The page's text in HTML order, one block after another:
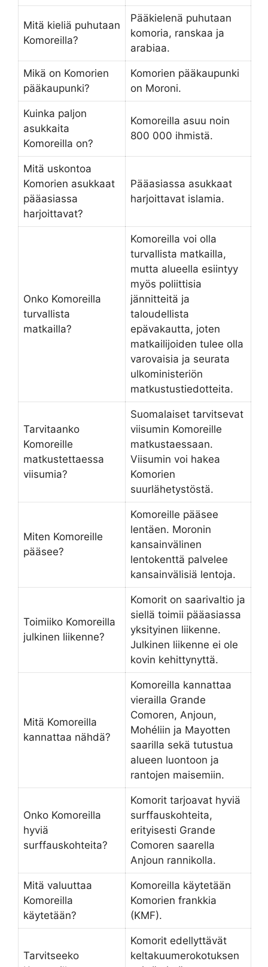
Mitä kieliä puhutaan
Komoreilla?
Pääkielenä puhutaan
komoria, ranskaa ja
arabiaa.
Mikä on Komorien
pääkaupunki?
Komorien pääkaupunki
on Moroni.
Kuinka paljon
asukkaita
Komoreilla on?
Komoreilla asuu noin
800 000 ihmistä.
Mitä uskontoa
Komorien asukkaat
pääasiassa
harjoittavat?
Pääasiassa asukkaat
harjoittavat islamia.
Onko Komoreilla
turvallista
matkailla?
Komoreilla voi olla
turvallista matkailla,
mutta alueella esiintyy
myös poliittisia
jännitteitä ja
taloudellista
epävakautta, joten
matkailijoiden tulee olla
varovaisia ja seurata
ulkoministeriön
matkustustiedotteita.
Tarvitaanko
Komoreille
matkustettaessa
viisumia?
Suomalaiset tarvitsevat
viisumin Komoreille
matkustaessaan.
Viisumin voi hakea
Komorien
suurlähetystöstä.
Miten Komoreille
pääsee?
Komoreille pääsee
lentäen. Moronin
kansainvälinen
lentokenttä palvelee
kansainvälisiä lentoja.
Toimiiko Komoreilla
julkinen liikenne?
Komorit on saarivaltio ja
siellä toimii pääasiassa
yksityinen liikenne.
Julkinen liikenne ei ole
kovin kehittynyttä.
Mitä Komoreilla
kannattaa nähdä?
Komoreilla kannattaa
vierailla Grande
Comoren, Anjoun,
Mohéliin ja Mayotten
saarilla sekä tutustua
alueen luontoon ja
rantojen maisemiin.
Onko Komoreilla
hyviä
surffauskohteita?
Komorit tarjoavat hyviä
surffauskohteita,
erityisesti Grande
Comoren saarella
Anjoun rannikolla.
Mitä valuuttaa
Komoreilla
käytetään?
Komoreilla käytetään
Komorien frankkia
(KMF).
Tarvitseeko
Komorit edellyttävät
keltakuumerokotuksen